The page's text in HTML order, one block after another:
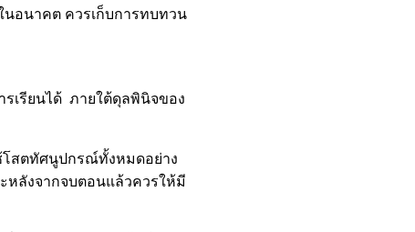
นอนาคต ควรเก็บการทบทวน
เรียนได้ ภายใต้ดุลพินิจของ
โสตทัศนูปกรณ์ทั้งหมดอย่าง
ะหลังจากจบตอนแล้วควรให้มี